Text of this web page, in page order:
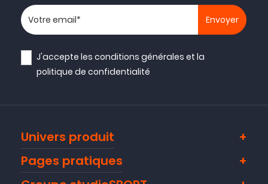
Votre adresse email
J'accepte lesconditions générales et la
politique de confidentialité
Univers produit
Pages pratiques